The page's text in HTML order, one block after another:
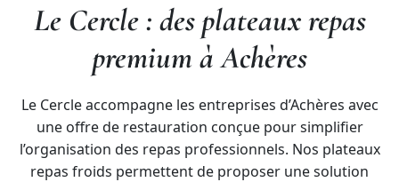
Le Cercle : des plateaux repas
premium à Achères
Le Cercle accompagne les entreprises d’Achères avec
une offre de restauration conçue pour simplifier
l’organisation des repas professionnels. Nos plateaux
repas froids permettent de proposer une solution